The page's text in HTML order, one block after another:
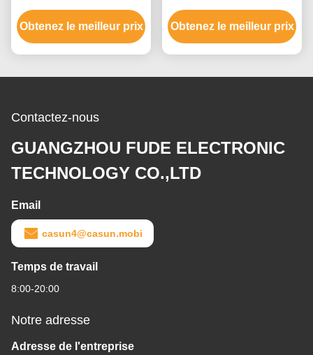
pour l'instrument de
mesure de XYZ
Obtenez le meilleur prix
par ordinateur 3018 de la
NEMA 17 du routeur
unipolaire 1.7A 60mm de
par ordinateur
Obtenez le meilleur prix
Contactez-nous
GUANGZHOU FUDE ELECTRONIC
TECHNOLOGY CO.,LTD
Email
casun4@casun.mobi
Temps de travail
8:00-20:00
Notre adresse
Adresse de l'entreprise